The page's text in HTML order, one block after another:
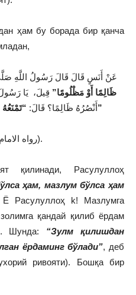
бу борада бир қанча
عَنْ أَنَسٍ قَالَ قَالَ رَسُولُ اللَّهِ
ظَالِمًا أَوْ مَظْلُومًا” قِيلَ، يَا
أَنْصُرُهُ ظَالِمًا؟ قَالَ:“تَمْنَعُهُ مِنَ الظُّلْمِ فَذَاكَ نَصْرُكَ إِيَّاهُ”
(رواه الامام البخاري).
қилинади, Расулуллоҳ
ҳам, мазлум бўлса ҳам
Расулуллоҳ k! Мазлумга
қандай қилиб ёрдам
Шунда: “Зулм қилишдан
ёрдаминг бўлади”, деб
ривояти). Бошқа бир